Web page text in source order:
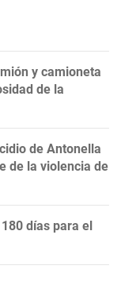
y camioneta
de la
de Antonella
de la violencia de
días para el